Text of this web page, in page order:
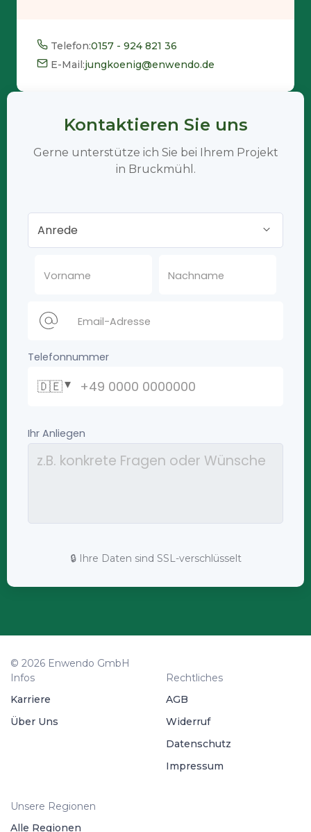
Telefon:0157 - 924 821 36
E-Mail:jungkoenig@enwendo.de
Kontaktieren Sie uns
Gerne unterstütze ich Sie bei Ihrem Projekt
in Bruckmühl.
🔒 Ihre Daten sind SSL-verschlüsselt
© 2026 Enwendo GmbH
Infos
Karriere
Über Uns
Rechtliches
AGB
Widerruf
Datenschutz
Impressum
Unsere Regionen
Alle Regionen